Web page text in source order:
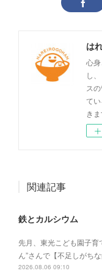
は
心
し
ス
て
きま
関連記事
鉄とカルシウム
先月、東光こども園子育
ん”さんで【不足しがち
2026.08.06 09:10